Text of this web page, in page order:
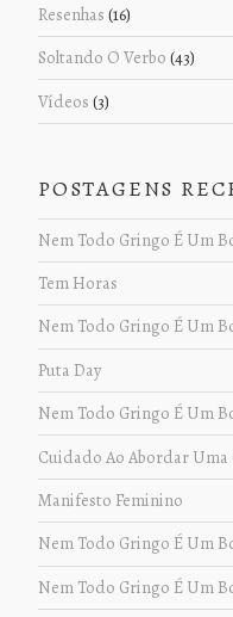
Resenhas (16)
Soltando O Verbo (43)
Vídeos (3)
POSTAGENS
Nem Todo Gringo É Um
Tem Horas
Nem Todo Gringo É Um
Puta Day
Nem Todo Gringo É Um
Cuidado Ao Abordar Uma
Manifesto Feminino
Nem Todo Gringo É Um
Nem Todo Gringo É Um